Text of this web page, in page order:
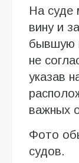
На суде
вину и
бывшую
не
указав
важных
Фото
судов.